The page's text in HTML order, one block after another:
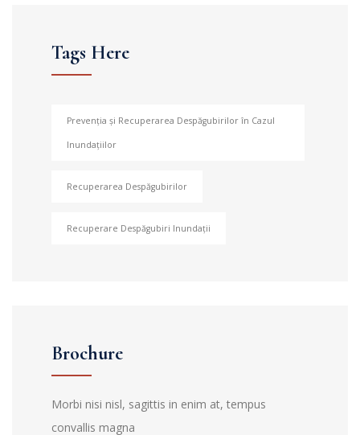
Tags Here
Prevenția și Recuperarea Despăgubirilor în Cazul
Inundațiilor
Recuperarea Despăgubirilor
Recuperare Despăgubiri Inundații
Brochure
Morbi nisi nisl, sagittis in enim at, tempus
convallis magna